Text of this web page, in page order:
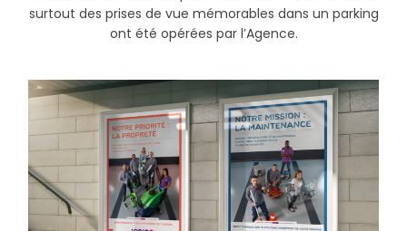
surtout des prises de vue mémorables dans un parking
ont été opérées par l’Agence.